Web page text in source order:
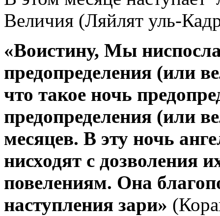
Величия (Ляйлят уль-
«Воистину, Мы
предопределения (или
что такое ночь
предопределения (или
месяцев. В эту ночь
нисходят с дозволения
повелениям. Она
наступления зари»